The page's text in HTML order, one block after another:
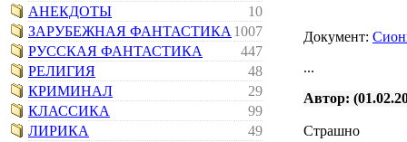
АНЕКДОТЫ
10
ЗАРУБЕЖНАЯ ФАНТАСТИКА 1007
РУССКАЯ ФАНТАСТИКА
447
РЕЛИГИЯ
48
КРИМИНАЛ
29
КЛАССИКА
99
ЛИРИКА
49
Документ:
...
Автор:
Страшно